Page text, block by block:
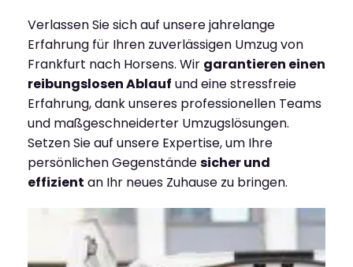
Verlassen Sie sich auf unsere jahrelange
Erfahrung für Ihren zuverlässigen Umzug von
Frankfurt nach Horsens. Wir garantieren einen
reibungslosen Ablauf und eine stressfreie
Erfahrung, dank unseres professionellen Teams
und maßgeschneiderter Umzugslösungen.
Setzen Sie auf unsere Expertise, um Ihre
persönlichen Gegenständesicher und
effizient an Ihr neues Zuhause zu bringen.